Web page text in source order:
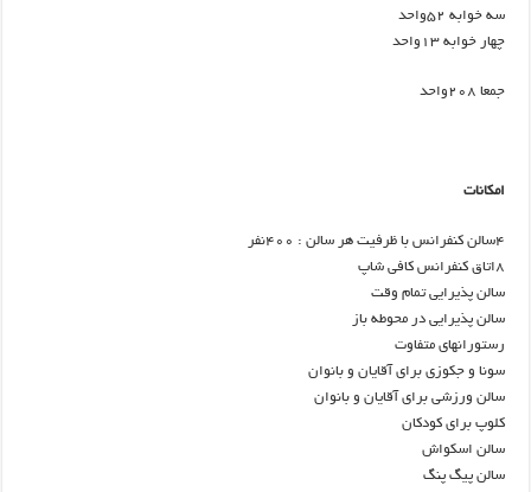
سه خوابه ۵۲واحد
چهار خوابه ۱۳واحد
جمعا ۲۰۸واحد
امکانات
۴سالن کنفرانس با ظرفیت هر سالن : ۴۰۰نفر
۸اتاق کنفرانس کافی شاپ
سالن پذیرایی تمام وقت
سالن پذیرایی در محوطه باز
رستورانهای متفاوت
سونا و جکوزی برای آقایان و بانوان
سالن ورزشی برای آقایان و بانوان
کلوپ برای کودکان
سالن اسکواش
سالن پیگ پنگ